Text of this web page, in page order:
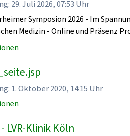
29. Juli 2026, 07:53 Uhr
Symposion 2026 - Im
Medizin - Online und Präsenz
1. Oktober 2020, 14:15 Uhr
LVR-Klinik Köln